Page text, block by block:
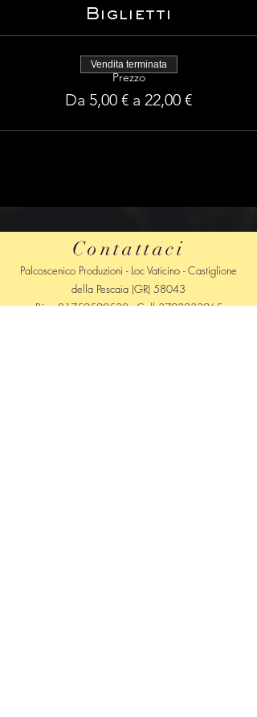
Biglietti
Prezzo
Da 5,00 € a 22,00 €
Vendita terminata
Contattaci
Palcoscenico Produzioni - Loc Vaticino - Castiglione
della Pescaia (GR) 58043
P.iva01759590530- Cell3793233965